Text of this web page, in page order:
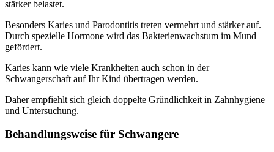
stärker belastet.
Besonders Karies und Parodontitis treten vermehrt und stärker auf.
Durch spezielle Hormone wird das Bakterienwachstum im Mund
gefördert.
Karies kann wie viele Krankheiten auch schon in der
Schwangerschaft auf Ihr Kind übertragen werden.
Daher empfiehlt sich gleich doppelte Gründlichkeit in Zahnhygiene
und Untersuchung.
Behandlungsweise für Schwangere